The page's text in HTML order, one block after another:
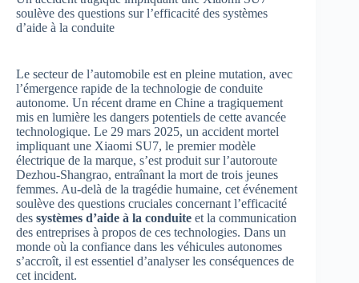
soulève des questions sur l’efficacité des systèmes
d’aide à la conduite
Le secteur de l’automobile est en pleine mutation, avec
l’émergence rapide de la technologie de conduite
autonome. Un récent drame en Chine a tragiquement
mis en lumière les dangers potentiels de cette avancée
technologique. Le 29 mars 2025, un accident mortel
impliquant une Xiaomi SU7, le premier modèle
électrique de la marque, s’est produit sur l’autoroute
Dezhou-Shangrao, entraînant la mort de trois jeunes
femmes. Au-delà de la tragédie humaine, cet événement
soulève des questions cruciales concernant l’efficacité
des systèmes d’aide à la conduite et la communication
des entreprises à propos de ces technologies. Dans un
monde où la confiance dans les véhicules autonomes
s’accroît, il est essentiel d’analyser les conséquences de
cet incident.